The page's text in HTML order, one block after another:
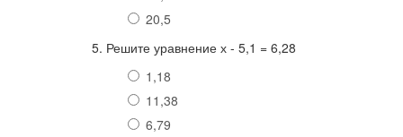
20,5
5. Решите уравнение х - 5,1 = 6,28
1,18
11,38
6,79